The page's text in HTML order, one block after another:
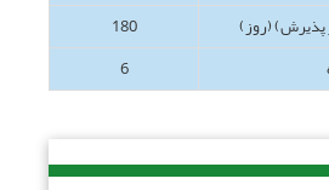
پذیرش) (روز)
180
6